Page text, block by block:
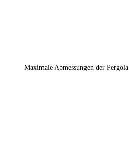
Maximale Abmessungen der Pergola